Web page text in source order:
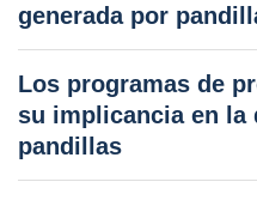
generada por
Los programas de
su implicancia en la
pandillas